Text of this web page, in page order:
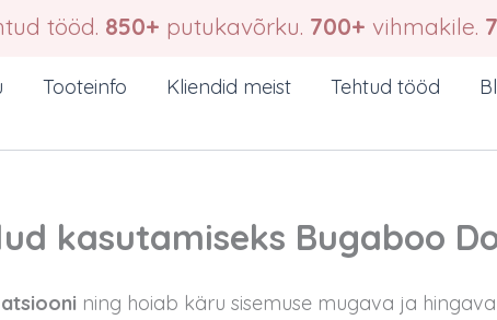
tööd. 850+ putukavõrku. 700+ vihmakile.
Tooteinfo Kliendid meist Tehtud tööd
kasutamiseks Bugaboo
ning hoiab käru sisemuse mugava ja